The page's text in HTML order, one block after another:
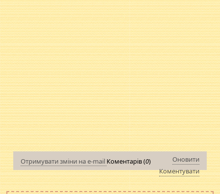
Отримувати зміни на e-mail Коментарів (0)
Оновити
Коментувати